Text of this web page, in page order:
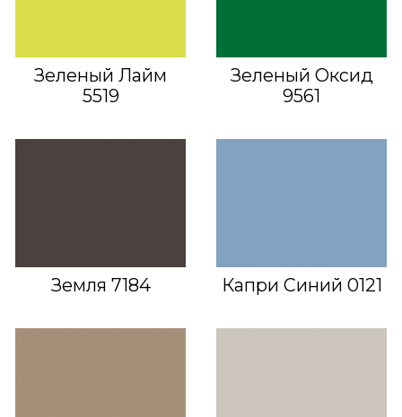
Зеленый Лайм
5519
Зеленый Оксид
9561
Земля 7184 Капри Синий 0121